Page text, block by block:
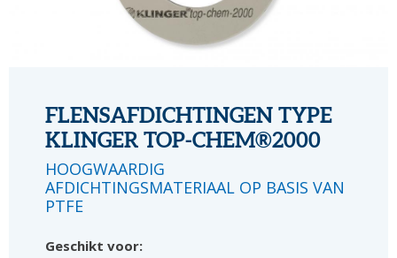
FLENSAFDICHTINGEN TYPE
KLINGER TOP-CHEM®2000
HOOGWAARDIG
AFDICHTINGSMATERIAAL OP BASIS VAN
PTFE
Geschikt voor: